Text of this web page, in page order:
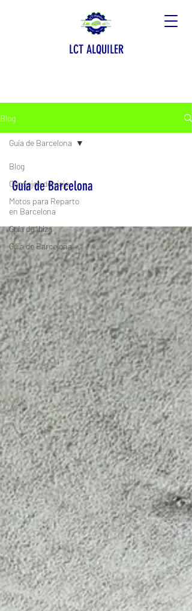
LCT ALQUILER
Blog
Blog
Consejos de viaje
Motos para Reparto
en Barcelona
Guía de Ibiza
Guía de Barcelona
Guía de Barcelona
Guía de Barcelona